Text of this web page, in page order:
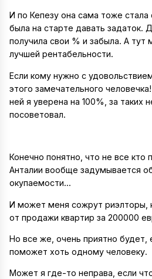
И по Кепезу она сама тоже стала
была на старте давать задаток.
получила свои % и забыла. А тут
лучшей рентабельности.
Если кому нужно с
этого замечательного
ней я уверена на 100%, за таких
посоветовал.
Конечно понятно, что не все кто
Анталии вообще задумывается
окупаемости...
И может меня сожрут риэлторы,
от продажи квартир за 200000
Но все же, очень приятно будет,
поможет хоть одному человеку.
Может я где-то неправа, если